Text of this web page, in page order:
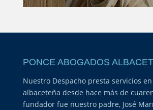
PONCE ABOGADOS
Nuestro Despacho presta servicios
albaceteña desde hace más de
fundador fue nuestro padre, José